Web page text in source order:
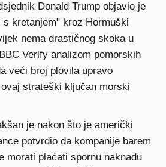
Donald Trump objavio je
s kretanjem" kroz Hormuški
nema drastičnog skoka u
Verify analizom pomorskih
veći broj plovila upravo
strateški ključan morski
je nakon što je američki
potvrdio da kompanije barem
morati plaćati spornu naknadu